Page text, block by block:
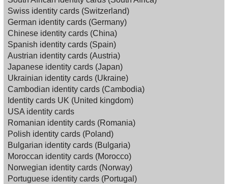
Swiss identity cards (Switzerland)
German identity cards (Germany)
Chinese identity cards (China)
Spanish identity cards (Spain)
Austrian identity cards (Austria)
Japanese identity cards (Japan)
Ukrainian identity cards (Ukraine)
Cambodian identity cards (Cambodia)
Identity cards UK (United kingdom)
USA identity cards
Romanian identity cards (Romania)
Polish identity cards (Poland)
Bulgarian identity cards (Bulgaria)
Moroccan identity cards (Morocco)
Norwegian identity cards (Norway)
Portuguese identity cards (Portugal)